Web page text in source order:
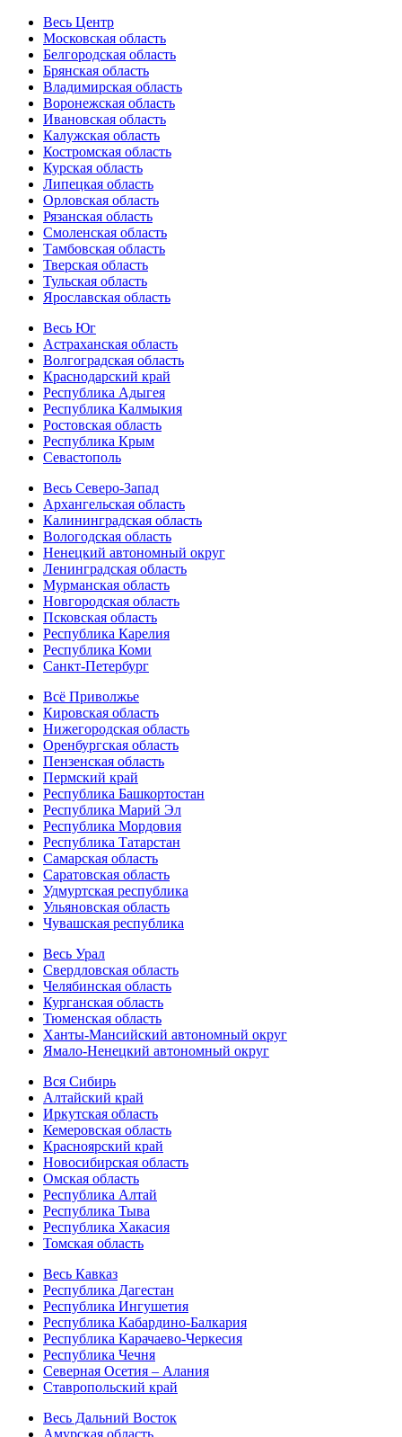
Весь Центр
Московская область
Белгородская область
Брянская область
Владимирская область
Воронежская область
Ивановская область
Калужская область
Костромская область
Курская область
Липецкая область
Орловская область
Рязанская область
Смоленская область
Тамбовская область
Тверская область
Тульская область
Ярославская область
Весь Юг
Астраханская область
Волгоградская область
Краснодарский край
Республика Адыгея
Республика Калмыкия
Ростовская область
Республика Крым
Севастополь
Весь Северо-Запад
Архангельская область
Калининградская область
Вологодская область
Ненецкий автономный округ
Ленинградская область
Мурманская область
Новгородская область
Псковская область
Республика Карелия
Республика Коми
Санкт-Петербург
Всё Приволжье
Кировская область
Нижегородская область
Оренбургская область
Пензенская область
Пермский край
Республика Башкортостан
Республика Марий Эл
Республика Мордовия
Республика Татарстан
Самарская область
Саратовская область
Удмуртская республика
Ульяновская область
Чувашская республика
Весь Урал
Свердловская область
Челябинская область
Курганская область
Тюменская область
Ханты-Мансийский автономный округ
Ямало-Ненецкий автономный округ
Вся Сибирь
Алтайский край
Иркутская область
Кемеровская область
Красноярский край
Новосибирская область
Омская область
Республика Алтай
Республика Тыва
Республика Хакасия
Томская область
Весь Кавказ
Республика Дагестан
Республика Ингушетия
Республика Кабардино-Балкария
Республика Карачаево-Черкесия
Республика Чечня
Северная Осетия – Алания
Ставропольский край
Весь Дальний Восток
Амурская область